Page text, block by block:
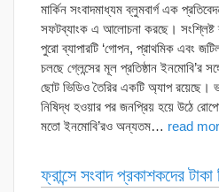
মার্কিন সংবাদমাধ্যম ব্লুমবার্গ এক
সফটব্যাংক এ আলোচনা করছে। সংশ্লিষ্ট
পুরো ব্যাপারটি ‘গোপন, প্রাথমিক এবং
চলছে গ্লেন্সের মূল প্রতিষ্ঠান ইনমোবি’র
ছোট ভিডিও তৈরির একটি অ্যাপ রয়েছে।
নিষিদ্ধ হওয়ার পর জনপ্রিয় হয়ে উঠে
মতো ইনমোবি’রও অন্যতম… read
ফ্রান্সে সংবাদ প্রকাশকদের